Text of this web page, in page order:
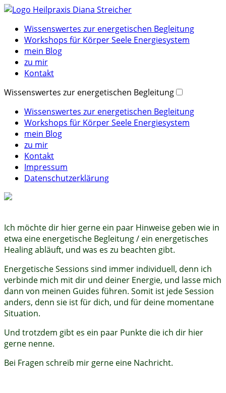
Wissenswertes zur energetischen Begleitung
Workshops für Körper Seele Energiesystem
mein Blog
zu mir
Kontakt
Wissenswertes zur energetischen Begleitung
Wissenswertes zur energetischen Begleitung
Workshops für Körper Seele Energiesystem
mein Blog
zu mir
Kontakt
Impressum
Datenschutzerklärung
Ich möchte dir hier gerne ein paar Hinweise geben wie in
etwa eine energetische Begleitung / ein energetisches
Healing abläuft, und was es zu beachten gibt.
Energetische Sessions sind immer individuell, denn ich
verbinde mich mit dir und deiner Energie, und lasse mich
dann von meinen Guides führen. Somit ist jede Session
anders, denn sie ist für dich, und für deine momentane
Situation.
Und trotzdem gibt es ein paar Punkte die ich dir hier
gerne nenne.
Bei Fragen schreib mir gerne eine Nachricht.